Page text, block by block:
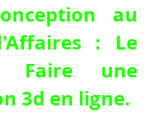
au
: Le
Faire une
3d en ligne.